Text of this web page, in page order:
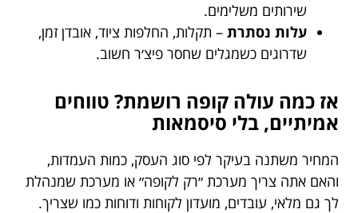
שירותים משלימים.
עלות נסתרת – תקלות, החלפות ציוד, אובדן זמן,
שדרוגים כשמגלים שחסר פיצ׳ר חשוב.
אז כמה עולה קופה רושמת? טווחים
אמיתיים, בלי סיסמאות
המחיר משתנה בעיקר לפי סוג העסק, כמות העמדות,
והאם אתה צריך מערכת ״רק לקופה״ או מערכת שמנהלת
לך גם מלאי, עובדים, מועדון לקוחות ודוחות כמו שצריך.